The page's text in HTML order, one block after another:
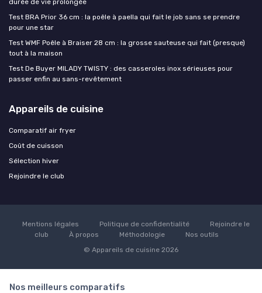
Test BRA Prior 36 cm : la poêle à paella qui fait le job sans se prendre
pour une star
Test WMF Poêle à Braiser 28 cm : la grosse sauteuse qui fait (presque)
tout à la maison
Test De Buyer MILADY TWISTY : des casseroles inox sérieuses pour
passer enfin au sans-revêtement
Appareils de cuisine
Comparatif air fryer
Coût de cuisson
Sélection hiver
Rejoindre le club
Mentions légales Politique de confidentialité
Rejoindre le
club
À propos Méthodologie
Nos outils
© Appareils de cuisine 2026
Nos meilleurs comparatifs